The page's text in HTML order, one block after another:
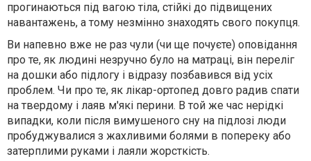
прогинаються під вагою тіла, стійкі до підвищених
навантажень, а тому незмінно знаходять свого покупця.
Ви напевно вже не раз чули (чи ще почуєте) оповідання
про те, як людині незручно було на матраці, він переліг
на дошки або підлогу і відразу позбавився від усіх
проблем. Чи про те, як лікар-ортопед довго радив спати
на твердому і лаяв м'які перини. В той же час нерідкі
випадки, коли після вимушеного сну на підлозі люди
пробуджувалися з жахливими болями в попереку або
затерплими руками і лаяли жорсткість.